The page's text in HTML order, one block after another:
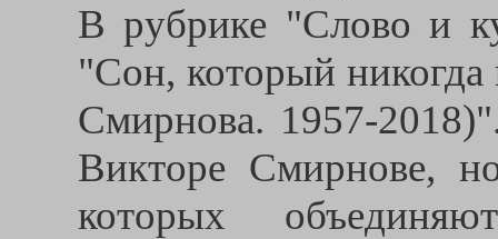
В рубрике "Слово и
"Сон, который никогда
Смирнова. 1957-
Викторе Смирнове,
которых